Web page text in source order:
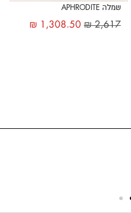
שמלה APHRODITE
₪2,617
₪ 1,308.50